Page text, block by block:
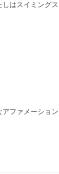
はスイミングス
ファメーション